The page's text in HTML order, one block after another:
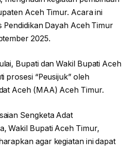
Aceh Timur. Acara ini
Pendidikan Dayah Aceh Timur
2025.
Bupati dan Wakil Bupati Aceh
prosesi “Peusijuk” oleh
Aceh (MAA) Aceh Timur.
Sengketa Adat
Wakil Bupati Aceh Timur,
agar kegiatan ini dapat